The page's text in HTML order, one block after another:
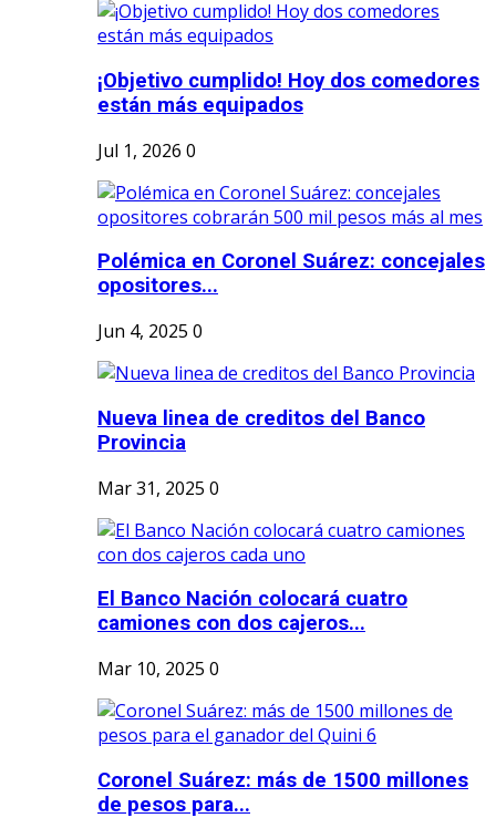
¡Objetivo cumplido! Hoy dos comedores
están más equipados
Jul 1, 2026 0
Polémica en Coronel Suárez: concejales
opositores...
Jun 4, 2025 0
Nueva linea de creditos del Banco
Provincia
Mar 31, 2025 0
El Banco Nación colocará cuatro
camiones con dos cajeros...
Mar 10, 2025 0
Coronel Suárez: más de 1500 millones
de pesos para...